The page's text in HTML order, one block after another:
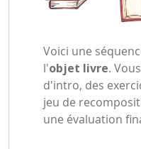
Voici une
l'objet livre.
d'intro, des
jeu de
une évaluation